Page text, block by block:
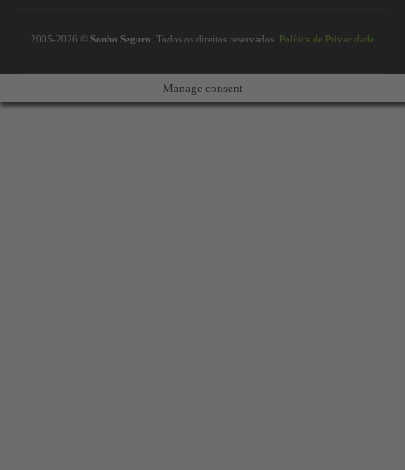
2005-2026 © Sonho Seguro . Todos os direitos reservados. Política de Privacidade
Manage consent